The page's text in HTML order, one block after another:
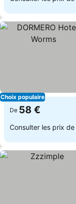
Choix populaire
De 58 €
Consulter les prix de